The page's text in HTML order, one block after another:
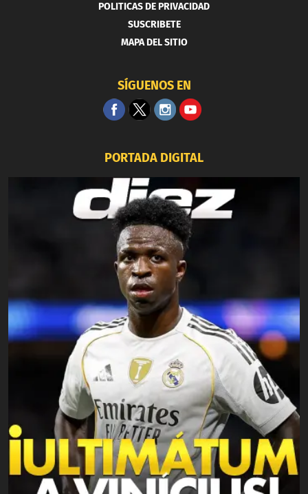
POLITICAS DE PRIVACIDAD
SUSCRIBETE
MAPA DEL SITIO
SÍGUENOS EN
PORTADA DIGITAL